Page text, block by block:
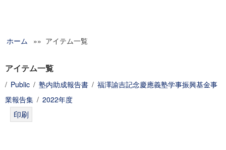
グローバルリサーチインスティテュート
科学研究費補助金研究成果報告書
慶應義塾大学グローバルCOEプログラム市民社会ガバナンス
慶應義塾大学グローバルCOEプログラム論理と感性の先端的
学術雑誌掲載論文等(8)
ホーム »» アイテム一覧
アイテム一覧
/ Public / 塾内助成報告書 / 福澤諭吉記念慶應義塾学事振興基金事
業報告集 / 2022年度